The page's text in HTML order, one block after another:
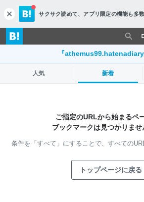
c
l
o
s
サクサク読めて、 アプリ限定の機能も多数
『
人気 新着
ご指定のURLから始まるペ
ブックマークは見つかりませ
条件を「すべて」にすることで、 すべての
トップページに戻る